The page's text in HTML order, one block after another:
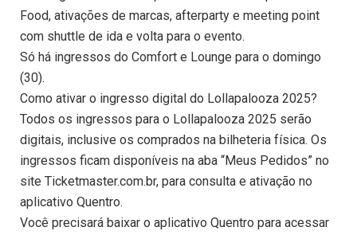
Food, ativações de marcas, afterparty e meeting point
com shuttle de ida e volta para o evento.
Só há ingressos do Comfort e Lounge para o domingo
(30).
Como ativar o ingresso digital do Lollapalooza 2025?
Todos os ingressos para o Lollapalooza 2025 serão
digitais, inclusive os comprados na bilheteria física. Os
ingressos ficam disponíveis na aba “Meus Pedidos” no
site Ticketmaster.com.br, para consulta e ativação no
aplicativo Quentro.
Você precisará baixar o aplicativo Quentro para acessar